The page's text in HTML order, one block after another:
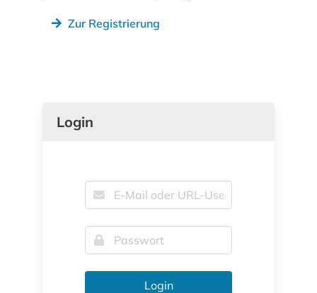
Zur Registrierung
Login
Login